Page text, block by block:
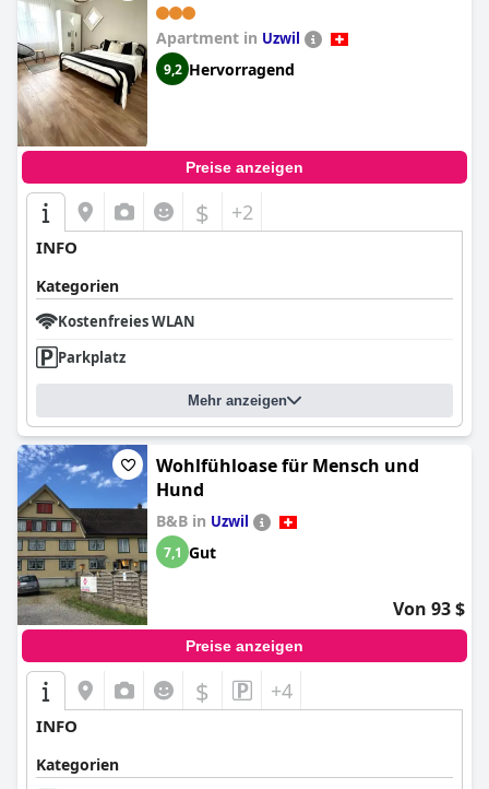
Apartment in Uzwil
9,2 Hervorragend
Preise anzeigen
$ +2
INFO
Kategorien
Kostenfreies WLAN
Parkplatz
Mehr anzeigen
Wohlfühloase für Mensch und
Hund
B&B in Uzwil
7,1 Gut
Von 93 $
Preise anzeigen
$ +4
INFO
Kategorien